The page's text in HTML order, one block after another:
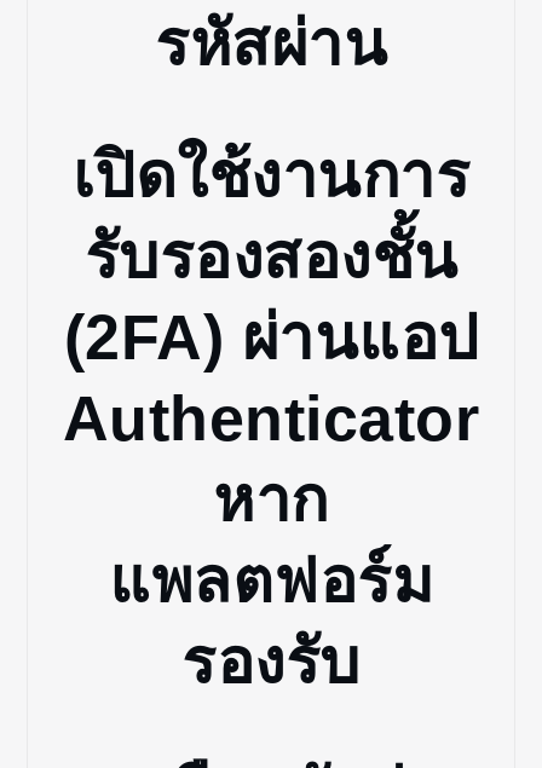
รหัสผ่าน
เปิดใช้งานการ
รับรองสองชั้น
(2FA) ผ่านแอป
Authenticator
หาก
แพลตฟอร์ม
รองรับ